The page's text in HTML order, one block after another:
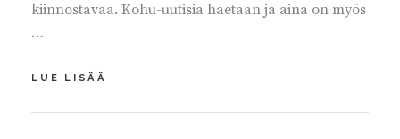
kiinnostavaa. Kohu-uutisia haetaan ja aina on myös
…
LUE LISÄÄ
SAAMME